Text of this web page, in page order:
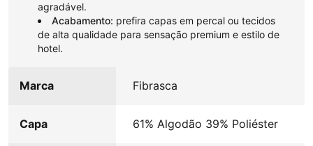
agradável.
Acabamento: prefira capas em percal ou tecidos
de alta qualidade para sensação premium e estilo de
hotel.
Marca Fibrasca
Capa 61% Algodão 39% Poliéster